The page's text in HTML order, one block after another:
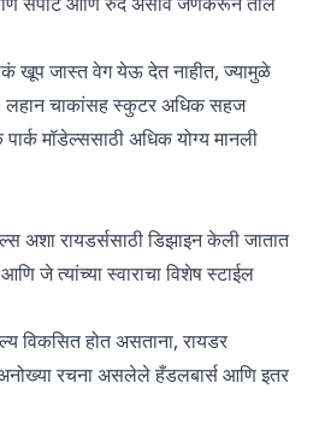
खूप जास्त वेग येऊ देत नाहीत, ज्यामुळे
लहान चाकांसह स्कुटर अधिक सहज
मॉडेल्ससाठी अधिक योग्य मानली
अशा रायडर्ससाठी डिझाइन केली जातात
जे त्यांच्या स्वाराचा विशेष स्टाईल
विकसित होत असताना, रायडर
रचना असलेले हँडलबार्स आणि इतर